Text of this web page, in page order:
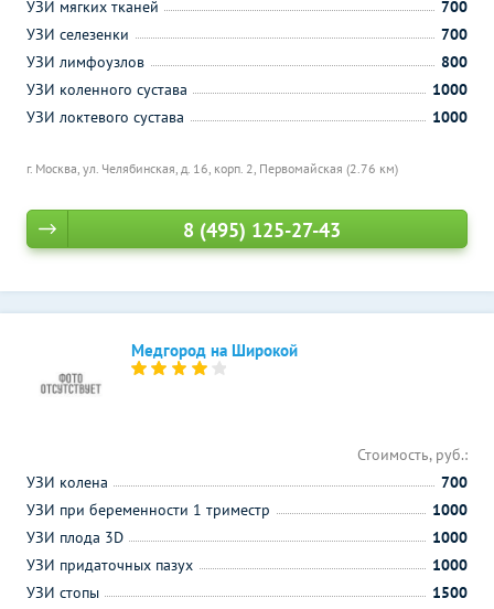
г. Москва, ул. Челябинская, д. 16, корп. 2, Первомайская (2.76 км)
УЗИ мягких тканей
700
УЗИ селезенки
700
УЗИ лимфоузлов
800
УЗИ коленного сустава
1000
УЗИ локтевого сустава
1000
8 (495) 125-27-43
Медгород на Широкой
Стоимость, руб.:
УЗИ колена
700
УЗИ при беременности 1 триместр
1000
УЗИ плода 3D
1000
УЗИ придаточных пазух
1000
УЗИ стопы
1500